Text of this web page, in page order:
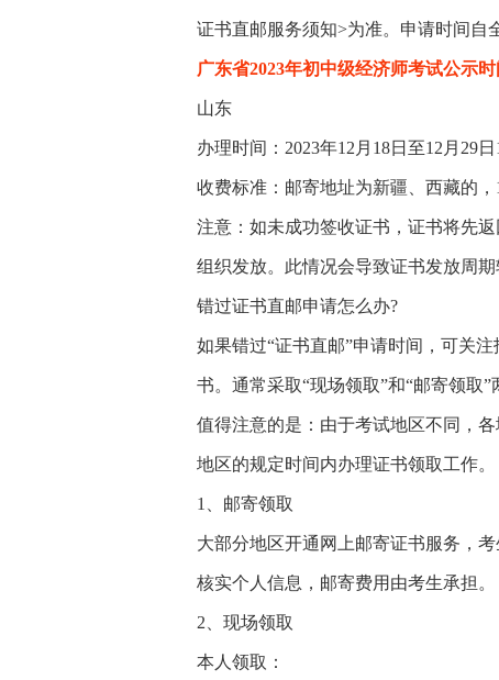
证书直邮服务须知>为准。申请时间自
广东省2023年初中级经济师考试公示时
山东
办理时间：2023年12月18日至12月29日
收费标准：邮寄地址为新疆、西藏的，
注意：如未成功签收证书，证书将先
组织发放。此情况会导致证书发放周期
错过证书直邮申请怎么办?
如果错过“证书直邮”申请时间，可关
书。通常采取“现场领取”和“邮寄领取”
值得注意的是：由于考试地区不同，
地区的规定时间内办理证书领取工作。
1、邮寄领取
大部分地区开通网上邮寄证书服务，
核实个人信息，邮寄费用由考生承担。
2、现场领取
本人领取：